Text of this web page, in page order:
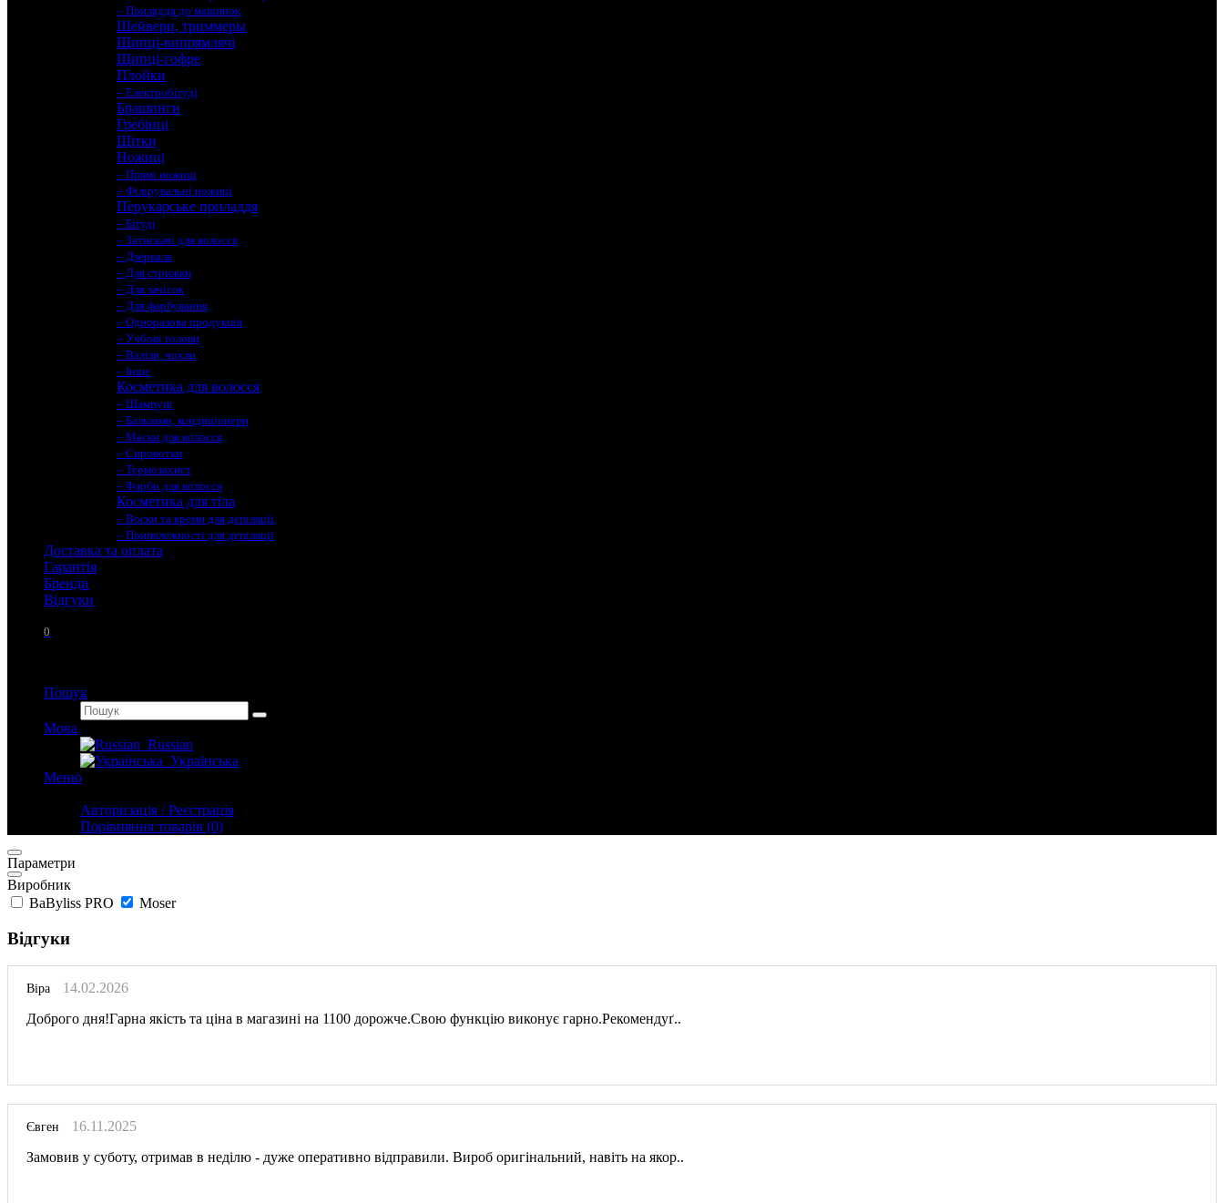
– Приладдя до машинок
Шейвери, триммеры
Щипці-випрямлячі
Щипці-гофре
Плойки
– Електробігуді
Брашинги
Гребінці
Щітки
Ножиці
– Прямі ножиці
– Філірувальні ножиці
Перукарське приладдя
– Бігуді
– Затискачі для волосся
– Дзеркала
– Для стрижки
– Для зачісок
– Для фарбування
– Одноразова продукція
– Учбові голови
– Валізи, чохли
– Інше
Косметика для волосся
– Шампуні
– Бальзами, кондиціонери
– Маски для волосся
– Сировотки
– Термозахист
– Фарби для волосся
Косметика для тіла
– Воски та креми для депіляції
– Приналежності для депіляції
Доставка та оплата
Гарантія
Бренди
Вiдгуки
0
Пошук
Мова
Russian
Українська
Меню
Авторизація / Реєстрація
Порівняння товарів (0)
Параметри
Виробник
BaByliss PRO
Moser
Відгуки
Віра
14.02.2026
Доброго дня!Гарна якість та ціна в магазині на 1100 дорожче.Свою функцію виконує гарно.Рекомендуґ..
Євген
16.11.2025
Замовив у суботу, отримав в неділю - дуже оперативно відправили. Вироб оригінальний, навіть на якор..